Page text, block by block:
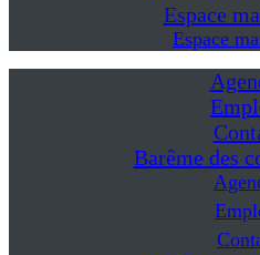
Espace
Espace
Barême des